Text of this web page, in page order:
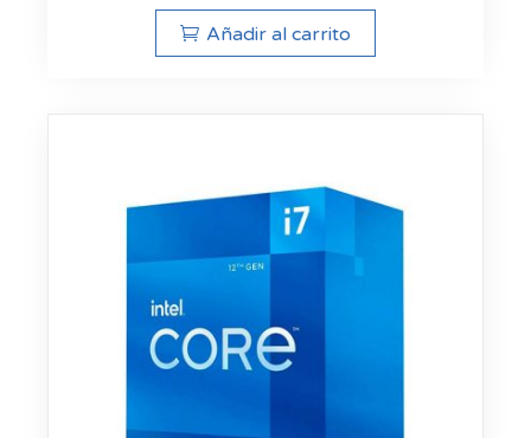
Añadir al carrito